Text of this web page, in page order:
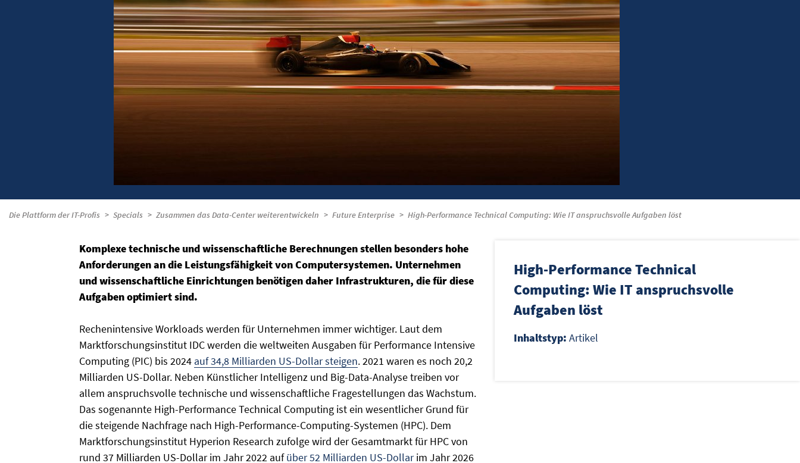
Die Plattform der IT-Profis Specials Zusammen das Data-Center weiterentwickeln Future Enterprise High-Performance Technical Computing: Wie IT anspruchsvolle Aufgaben löst
Komplexe technische und wissenschaftliche Berechnungen stellen besonders hohe
Anforderungen an die Leistungsfähigkeit von Computersystemen. Unternehmen
und wissenschaftliche Einrichtungen benötigen daher Infrastrukturen, die für diese
Aufgaben optimiert sind.
Rechenintensive Workloads werden für Unternehmen immer wichtiger. Laut dem
Marktforschungsinstitut IDC werden die weltweiten Ausgaben für Performance Intensive
Computing (PIC) bis 2024 auf 34,8 Milliarden US-Dollar steigen. 2021 waren es noch 20,2
Milliarden US-Dollar. Neben Künstlicher Intelligenz und Big-Data-Analyse treiben vor
allem anspruchsvolle technische und wissenschaftliche Fragestellungen das Wachstum.
Das sogenannte High-Performance Technical Computing ist ein wesentlicher Grund für
die steigende Nachfrage nach High-Performance-Computing-Systemen (HPC). Dem
Marktforschungsinstitut Hyperion Research zufolge wird der Gesamtmarkt für HPC von
rund 37 Milliarden US-Dollar im Jahr 2022 aufüber 52 Milliarden US-Dollarim Jahr 2026
High-Performance Technical
Computing: Wie IT anspruchsvolle
Aufgaben löst
Inhaltstyp: Artikel